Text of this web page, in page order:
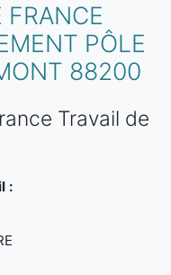
FRANCE
PÔLE
88200
Travail de
: